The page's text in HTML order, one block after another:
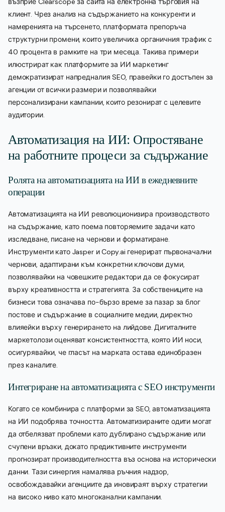
клиент. Чрез анализ на съдържанието на конкуренти и
намеренията на търсенето, платформата препоръча
структурни промени, които увеличиха органичния трафик с
40 процента в рамките на три месеца. Такива примери
илюстрират как платформите за ИИ маркетинг
демократизират напредналия SEO, правейки го достъпен за
агенции от всички размери и позволявайки
персонализирани кампании, които резонират с целевите
аудитории.
Автоматизация на ИИ: Опростяване
на работните процеси за съдържание
Ролята на автоматизацията на ИИ в ежедневните
операции
Автоматизацията на ИИ революционизира производството
на съдържание, като поема повторяемите задачи като
изследване, писане на чернови и форматиране.
Инструменти като Jasper и Copy.ai генерират първоначални
чернови, адаптирани към конкретни ключови думи,
позволявайки на човешките редактори да се фокусират
върху креативността и стратегията. За собствениците на
бизнеси това означава по-бързо време за пазар за блог
постове и съдържание в социалните медии, директно
влияейки върху генерирането на лийдове. Дигиталните
маркетолози оценяват консистентността, която ИИ носи,
осигурявайки, че гласът на марката остава единобразен
през каналите.
Интегриране на автоматизацията с SEO инструменти
Когато се комбинира с платформи за SEO, автоматизацията
на ИИ подобрява точността. Автоматизираните одити могат
да отбелязват проблеми като дублирано съдържание или
счупени връзки, докато предиктивните инструменти
прогнозират производителността въз основа на исторически
данни. Тази синергия намалява ръчния надзор,
освобождавайки агенциите да иновираят върху стратегии
на високо ниво като многоканални кампании.